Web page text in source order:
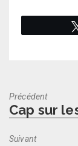
Précédent
Previous
post:
Cap sur
Suivant